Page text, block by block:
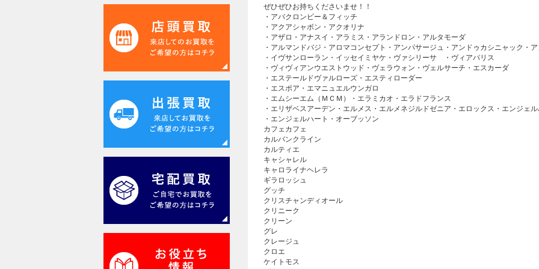
ぜひぜひお持ちくださいませ！！
・アバクロンビー＆フィッチ
・アクアシャボン・アクオリナ
・アザロ・アナスイ・アラミス・アランドロン・アルタモーダ
・アルマンドバジ・アロマコンセプト・アンパサージュ・アンドゥカシニャック・
・イヴサンローラン・イッセイミヤケ・ヴァシリーサ ・ヴィアパリス
・ヴィヴィアンウエストウッド・ヴェラウォン・ヴェルサーチ・エスカーダ
・エステールドヴァルローズ・エスティローダー
・エスポア・エマニュエルウンガロ
・エムシーエム（ＭＣＭ）・エラミカオ・エラドフランス
・エリザベスアーデン・エルメス・エルメネジルドゼニア・エロックス・エンジェ
・エンジェルハート・オーブッソン
カフェカフェ
カルバンクライン
カルティエ
キャシャレル
キャロライナヘレラ
ギラロッシュ
グッチ
クリスチャンディオール
クリニーク
クリーン
グレ
クレージュ
クロエ
ケイトモス